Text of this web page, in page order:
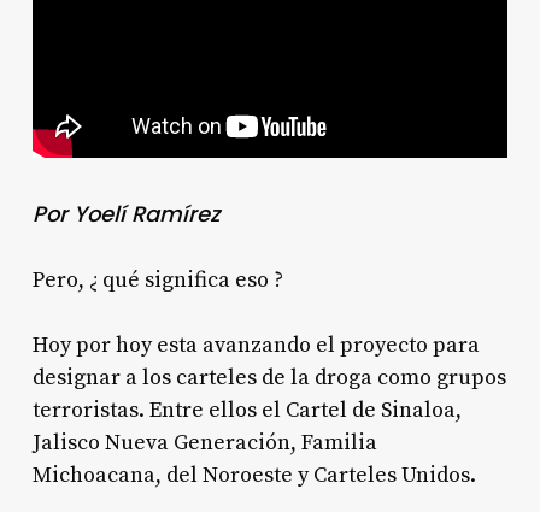
Por Yoelí Ramírez
Pero, ¿ qué significa eso ?
Hoy por hoy esta avanzando el proyecto para
designar a los carteles de la droga como grupos
terroristas. Entre ellos el Cartel de Sinaloa,
Jalisco Nueva Generación, Familia
Michoacana, del Noroeste y Carteles Unidos.